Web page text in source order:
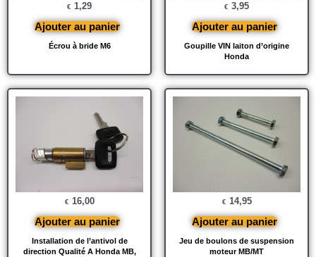
Écrou à bride M6
€ 1,29
Ajouter au panier
Goupille VIN laiton d’origine
Honda
€ 3,95
Ajouter au panier
Installation de l’antivol de
direction Qualité A Honda MB,
€ 16,00
Ajouter au panier
Jeu de boulons de suspension
moteur MB/MT
€ 14,95
Ajouter au panier